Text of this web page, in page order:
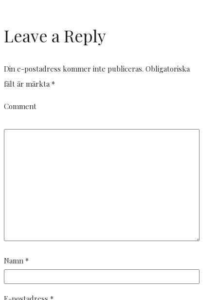
Leave a Reply
Din e-postadress kommer inte publiceras. Obligatoriska
fält är märkta*
Comment
Namn *